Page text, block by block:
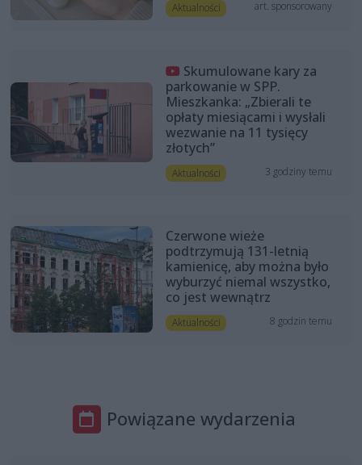
Aktualności art. sponsorowany
Skumulowane kary za
parkowanie w SPP.
Mieszkanka: „Zbierali te
opłaty miesiącami i wysłali
wezwanie na 11 tysięcy
złotych”
Aktualności 3 godziny temu
Czerwone wieże
podtrzymują 131-letnią
kamienicę, aby można było
wyburzyć niemal wszystko,
co jest wewnątrz
Aktualności 8 godzin temu
Powiązane wydarzenia